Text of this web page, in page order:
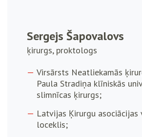
Sergejs Šapovalovs
ķirurgs, proktologs
Virsārsts Neatliekamās
Paula Stradiņa klīniskās
slimnīcas ķirurgs;
Latvijas Ķirurgu asociācijas
loceklis;